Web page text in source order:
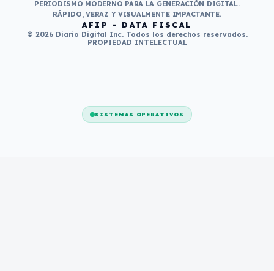
PERIODISMO MODERNO PARA LA GENERACIÓN DIGITAL.
RÁPIDO, VERAZ Y VISUALMENTE IMPACTANTE.
AFIP - DATA FISCAL
© 2026 Diario Digital Inc. Todos los derechos reservados.
PROPIEDAD INTELECTUAL
SISTEMAS OPERATIVOS